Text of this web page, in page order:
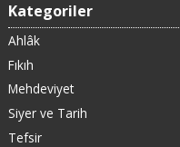
Kategoriler
Ahlâk
Fıkıh
Mehdeviyet
Siyer ve Tarih
Tefsir